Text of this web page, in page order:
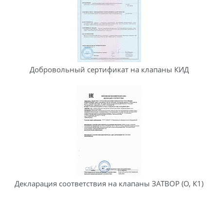
Добровольный сертификат на клапаны КИД
Декларация соответствия на клапаны ЗАТВОР (О, К1)